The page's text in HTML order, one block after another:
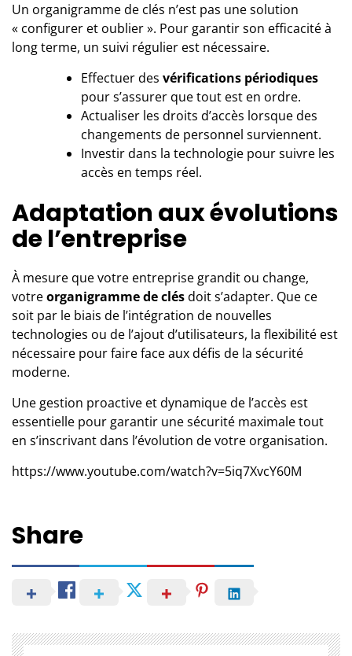
Un organigramme de clés n’est pas une solution
« configurer et oublier ». Pour garantir son efficacité à
long terme, un suivi régulier est nécessaire.
Effectuer des vérifications périodiques
pour s’assurer que tout est en ordre.
Actualiser les droits d’accès lorsque des
changements de personnel surviennent.
Investir dans la technologie pour suivre les
accès en temps réel.
Adaptation aux évolutions
de l’entreprise
À mesure que votre entreprise grandit ou change,
votreorganigramme de clésdoit s’adapter. Que ce
soit par le biais de l’intégration de nouvelles
technologies ou de l’ajout d’utilisateurs, la flexibilité est
nécessaire pour faire face aux défis de la sécurité
moderne.
Une gestion proactive et dynamique de l’accès est
essentielle pour garantir une sécurité maximale tout
en s’inscrivant dans l’évolution de votre organisation.
https://www.youtube.com/watch?v=5iq7XvcY60M
Share